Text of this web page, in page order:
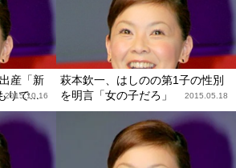
産「新
りで...
2015.10.16
萩本欽一、はしのの第1子の性別
を明言「女の子だろ」
2015.05.18